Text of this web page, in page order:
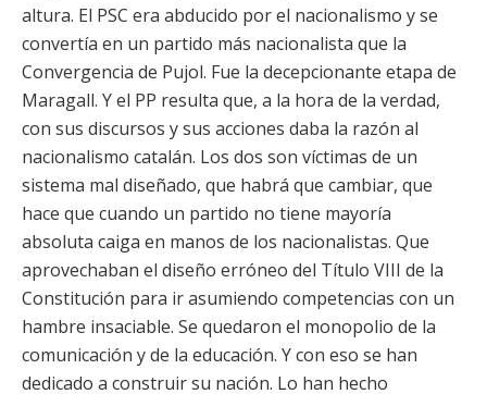
altura. El PSC era abducido por el nacionalismo y se
convertía en un partido más nacionalista que la
Convergencia de Pujol. Fue la decepcionante etapa de
Maragall. Y el PP resulta que, a la hora de la verdad,
con sus discursos y sus acciones daba la razón al
nacionalismo catalán. Los dos son víctimas de un
sistema mal diseñado, que habrá que cambiar, que
hace que cuando un partido no tiene mayoría
absoluta caiga en manos de los nacionalistas. Que
aprovechaban el diseño erróneo del Título VIII de la
Constitución para ir asumiendo competencias con un
hambre insaciable. Se quedaron el monopolio de la
comunicación y de la educación. Y con eso se han
dedicado a construir su nación. Lo han hecho